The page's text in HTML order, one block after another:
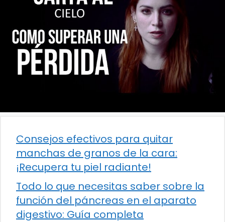
Consejos efectivos para quitar
manchas de granos de la cara:
¡Recupera tu piel radiante!
Todo lo que necesitas saber sobre la
función del páncreas en el aparato
digestivo: Guía completa